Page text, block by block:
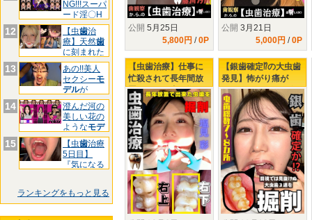
NG!!!スーパ
ード淫〇H
お
12 【虫歯治
療】天然歯
に刻まれた
黒印‼ゆ
13
あの!!美人
セクシーモ
デルが
&quo
14
澄んだ河の
美しい花の
ようなモデ
ル様!
15 【虫歯治療
5日目】
『気になる
ランキングをもっと見る
公開 5月25日
5,800円 /0P
公開 3月21日
5,000円 /0P
【虫歯治療】仕事に
忙殺されて長年間放
置された口内…塩見
彩ちゃんの右上下に
タービン侵入‼
【銀歯確定⁉の大虫歯
発見】怖がり痛が
り、りおちゃんの右
下３連掘削治療